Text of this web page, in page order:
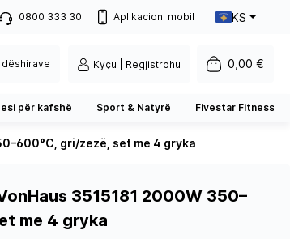
0800 333 30 Aplikacioni mobil KS
dëshirave Kyçu | Regjistrohu 0,00 €
për kafshë Sport & Natyrë Fivestar Fitness
gri/zezë, set me 4 gryka
3515181 2000W 350–
me 4 gryka